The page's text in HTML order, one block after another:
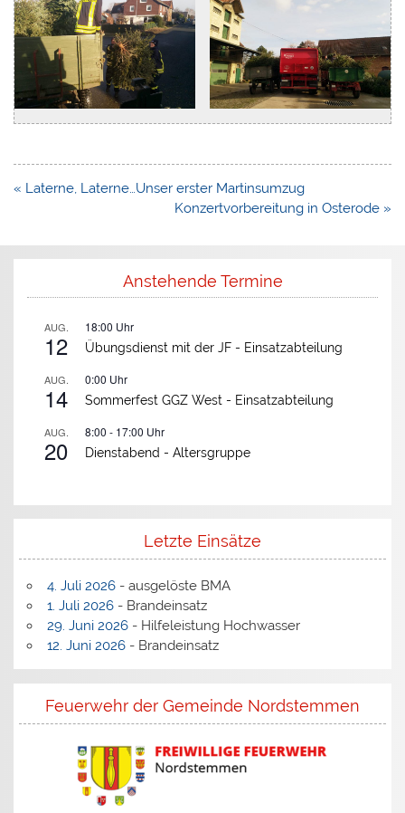
Beitragsnavigation
« Laterne, Laterne…Unser erster Martinsumzug
Konzertvorbereitung in Osterode »
Anstehende Termine
AUG.
12
18:00 Uhr
Übungsdienst mit der JF - Einsatzabteilung
AUG.
14
0:00 Uhr
Sommerfest GGZ West - Einsatzabteilung
AUG.
20
8:00 - 17:00 Uhr
Dienstabend -Altersgruppe
Letzte Einsätze
4. Juli 2026- ausgelöste BMA
1. Juli 2026- Brandeinsatz
29. Juni 2026- Hilfeleistung Hochwasser
12. Juni 2026- Brandeinsatz
Feuerwehr der Gemeinde Nordstemmen